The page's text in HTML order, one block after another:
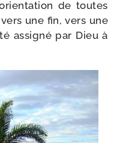
de toutes
une fin, vers une
assi­gné par Dieu à